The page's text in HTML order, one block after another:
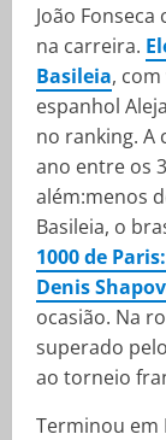
João
na carreira.
Basileia,
espanhol
no ranking. A
ano entre os
além:menos
Basileia, o
1000 de
Denis
ocasião. Na
superado
ao torneio
Terminou em